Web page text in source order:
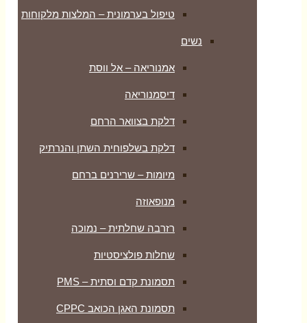
טיפול בערמונית – המלצות מלקוחות
נשים
אמנוריאה – אל ווסת
דיסמנוריאה
דלקת בצוואר הרחם
דלקת בשלפוחית השתן והנרתיק
מיומות – שרירנים ברחם
מנופאוזה
רזרבה שחלתית – נמוכה
שחלות פולציסטיות
תסמונת קדם וסתית – PMS
תסמונת האגן הכואב CPPC